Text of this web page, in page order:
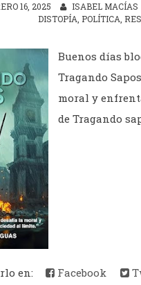
16, 2025 ISABEL MACÍAS
DISTOPÍA POLÍTICA
Buenos días
Tragando
moral y
de Tragando
en: Facebook